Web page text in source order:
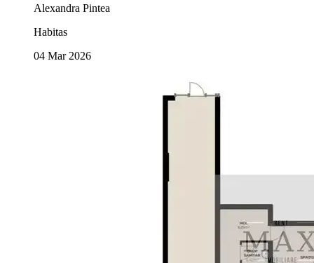
Alexandra Pintea
Habitas
04 Mar 2026